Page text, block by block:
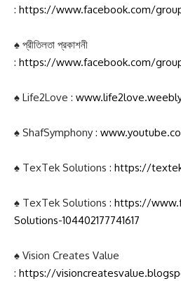
: https://www.facebook.com/
♠ প্রীতিলতা প্রকাশনী
: https://www.facebook.com/
♠ Life2Love :
♠ ShafSymphony :
♠ TexTek Solutions : https://
♠ TexTek Solutions : https://
Solutions-104402177741617
♠ Vision Creates Value
: https://